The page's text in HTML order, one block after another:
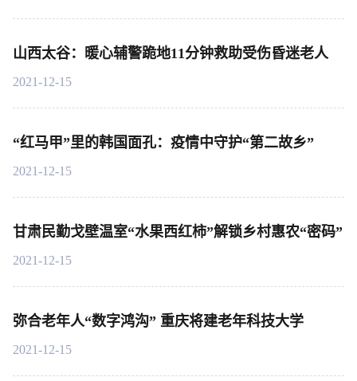
山西太谷：暖心辅警跪地11分钟救助受伤昏迷老人
2021-12-15
“红马甲”里的韩国面孔：疫情中守护“第二故乡”
2021-12-15
甘肃民勤戈壁温室“水果西红柿”解锁乡村惠农“密码”
2021-12-15
弥合老年人“数字鸿沟” 重庆将建老年科技大学
2021-12-15